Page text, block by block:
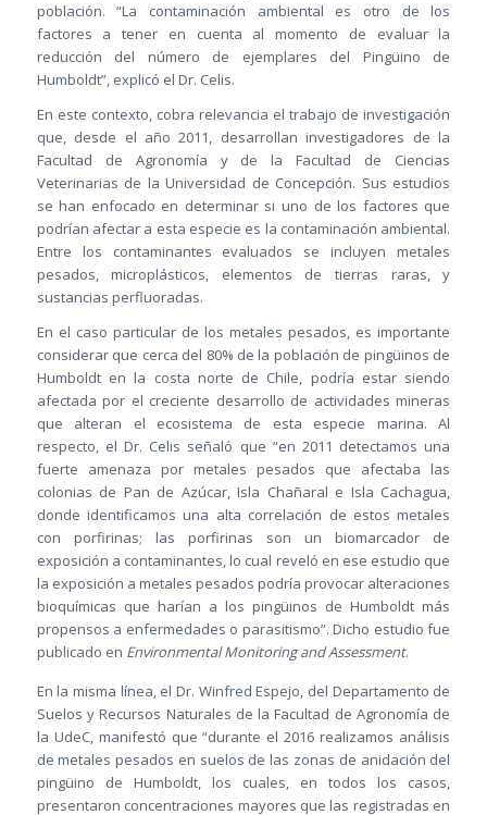
población. “La contaminación ambiental es otro de los
factores a tener en cuenta al momento de evaluar la
reducción del número de ejemplares del Pingüino de
Humboldt”, explicó el Dr. Celis.
En este contexto, cobra relevancia el trabajo de investigación
que, desde el año 2011, desarrollan investigadores de la
Facultad de Agronomía y de la Facultad de Ciencias
Veterinarias de la Universidad de Concepción. Sus estudios
se han enfocado en determinar si uno de los factores que
podrían afectar a esta especie es la contaminación ambiental.
Entre los contaminantes evaluados se incluyen metales
pesados, microplásticos, elementos de tierras raras, y
sustancias perfluoradas.
En el caso particular de los metales pesados, es importante
considerar que cerca del 80% de la población de pingüinos de
Humboldt en la costa norte de Chile, podría estar siendo
afectada por el creciente desarrollo de actividades mineras
que alteran el ecosistema de esta especie marina. Al
respecto, el Dr. Celis señaló que “en 2011 detectamos una
fuerte amenaza por metales pesados que afectaba las
colonias de Pan de Azúcar, Isla Chañaral e Isla Cachagua,
donde identificamos una alta correlación de estos metales
con porfirinas; las porfirinas son un biomarcador de
exposición a contaminantes, lo cual reveló en ese estudio que
la exposición a metales pesados podría provocar alteraciones
bioquímicas que harían a los pingüinos de Humboldt más
propensos a enfermedades o parasitismo”. Dicho estudio fue
publicado en Environmental Monitoring and Assessment.
En la misma línea, el Dr. Winfred Espejo, del Departamento de
Suelos y Recursos Naturales de la Facultad de Agronomía de
la UdeC, manifestó que “durante el 2016 realizamos análisis
de metales pesados en suelos de las zonas de anidación del
pingüino de Humboldt, los cuales, en todos los casos,
presentaron concentraciones mayores que las registradas en